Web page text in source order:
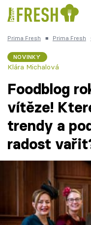
Česká kuchyně
Témata
Recepty
Články
TV Program
Prima Fresh ■ Prima Fresh
NOVINKY
Klára Michalová
Foodblog
vítěze!
trendy a
radost